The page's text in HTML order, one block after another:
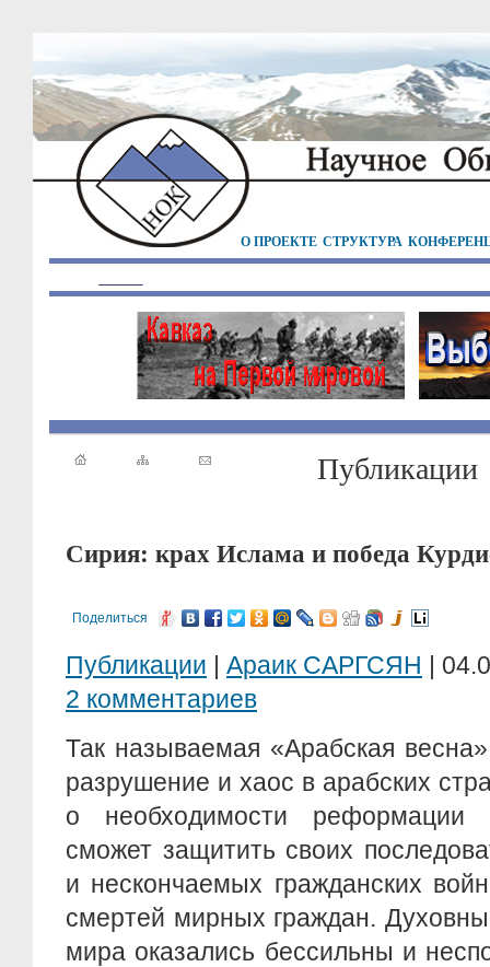
О ПРОЕКТЕ СТРУКТУРА
Публикации
Сирия: крах Ислама и победа
Поделиться
Публикации | Араик САРГСЯН |
2 комментариев
Так называемая «Арабская
разрушение и хаос в арабских
о необходимости
сможет защитить своих
и нескончаемых гражданских
смертей мирных граждан.
мира оказались бессильны и